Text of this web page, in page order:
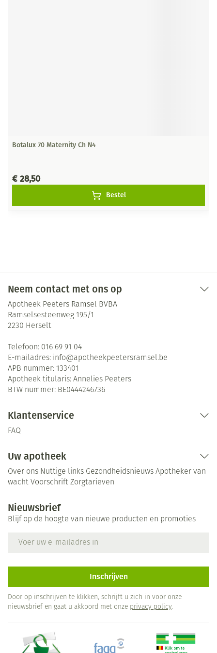
Botalux 70 Maternity Ch N4
€ 28,50
Bestel
Neem contact met ons op
Apotheek Peeters Ramsel BVBA
Ramselsesteenweg 195/1
2230 Herselt
Telefoon: 016 69 91 04
E-mailadres: info@apotheekpeetersramsel.be
APB nummer: 133401
Apotheek titularis: Annelies Peeters
BTW nummer: BE0444246736
Klantenservice
FAQ
Uw apotheek
Over ons Nuttige links Gezondheidsnieuws Apotheker van
wacht Voorschrift Zorgtarieven
Nieuwsbrief
Blijf op de hoogte van nieuwe producten en promoties
Inschrijven
Door op inschrijven te klikken, schrijft u zich in voor onze
nieuwsbrief en gaat u akkoord met onze privacy policy.